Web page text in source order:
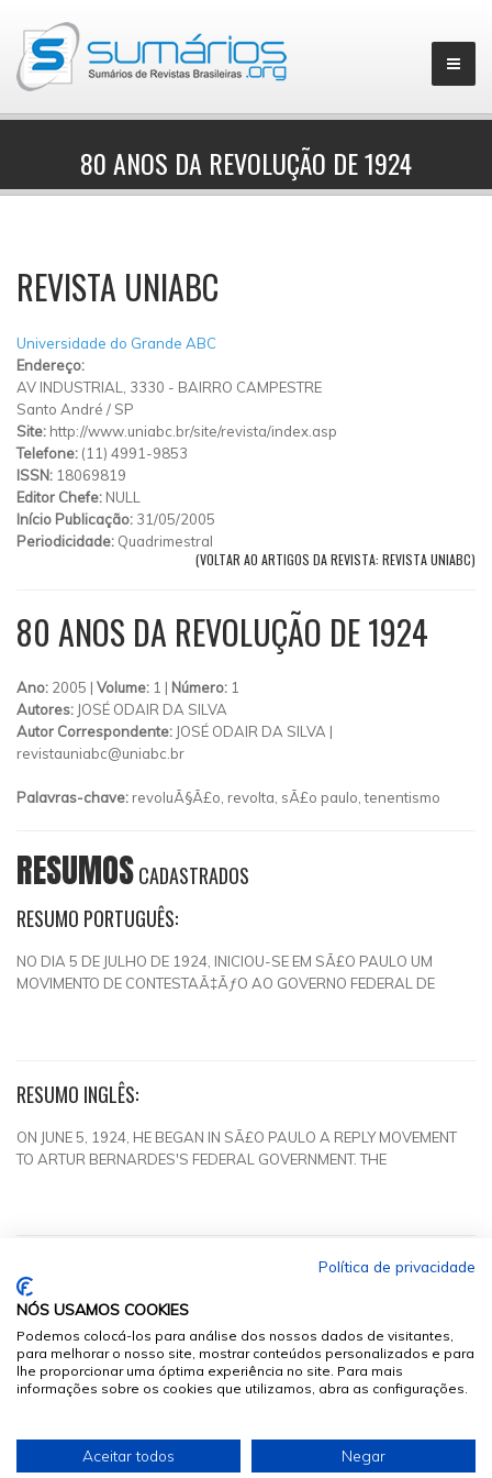
▼
80 ANOS DA REVOLUÇÃO DE 1924
REVISTA UNIABC
Universidade do Grande ABC
Endereço:
AV INDUSTRIAL, 3330 - BAIRRO CAMPESTRE
Santo André / SP
Site: http://www.uniabc.br/site/revista/index.asp
Telefone: (11) 4991-9853
ISSN: 18069819
Editor Chefe: NULL
Início Publicação: 31/05/2005
Periodicidade: Quadrimestral
(VOLTAR AO ARTIGOS DA REVISTA: REVISTA UNIABC)
80 ANOS DA REVOLUÇÃO DE 1924
Ano: 2005 | Volume: 1 | Número: 1
Autores: JOSÉ ODAIR DA SILVA
Autor Correspondente: JOSÉ ODAIR DA SILVA |
revistauniabc@uniabc.br
Palavras-chave:revoluÃ§Ã£o, revolta, sÃ£o paulo, tenentismo
RESUMOSCADASTRADOS
RESUMO PORTUGUÊS:
NO DIA 5 DE JULHO DE 1924, INICIOU-SE EM SÃ£O PAULO UM
MOVIMENTO DE CONTESTAÃ‡ÃƒO AO GOVERNO FEDERAL DE
RESUMO INGLÊS:
ON JUNE 5, 1924, HE BEGAN IN SÃ£O PAULO A REPLY MOVEMENT
TO ARTUR BERNARDES'S FEDERAL GOVERNMENT. THE
© 2026 Sumários.org
. Todos os Direitos Reservados
Desenvolvido por
Política de privacidade
NÓS USAMOS COOKIES
Podemos colocá-los para análise dos nossos dados de visitantes,
para melhorar o nosso site, mostrar conteúdos personalizados e para
lhe proporcionar uma óptima experiência no site. Para mais
informações sobre os cookies que utilizamos, abra as configurações.
Aceitar todos Negar